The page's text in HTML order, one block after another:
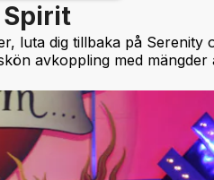
luta dig tillbaka på Serenity
avkoppling med